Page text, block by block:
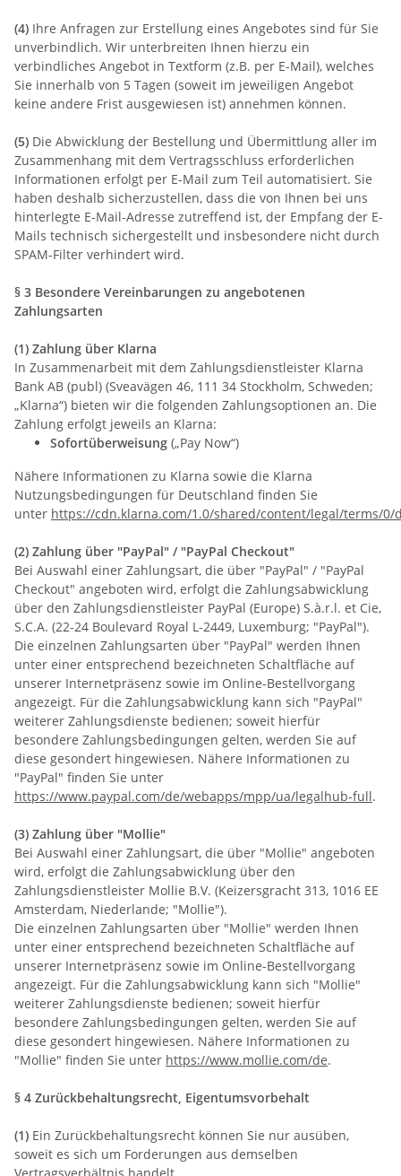
(4) Ihre Anfragen zur Erstellung eines Angebotes sind für Sie
unverbindlich. Wir unterbreiten Ihnen hierzu ein
verbindliches Angebot in Textform (z.B. per E-Mail), welches
Sie innerhalb von 5 Tagen (soweit im jeweiligen Angebot
keine andere Frist ausgewiesen ist) annehmen können.
(5) Die Abwicklung der Bestellung und Übermittlung aller im
Zusammenhang mit dem Vertragsschluss erforderlichen
Informationen erfolgt per E-Mail zum Teil automatisiert. Sie
haben deshalb sicherzustellen, dass die von Ihnen bei uns
hinterlegte E-Mail-Adresse zutreffend ist, der Empfang der E-
Mails technisch sichergestellt und insbesondere nicht durch
SPAM-Filter verhindert wird.
§ 3 Besondere Vereinbarungen zu angebotenen
Zahlungsarten
(1) Zahlung über Klarna
In Zusammenarbeit mit dem Zahlungsdienstleister Klarna
Bank AB (publ) (Sveavägen 46, 111 34 Stockholm, Schweden;
„Klarna“) bieten wir die folgenden Zahlungsoptionen an. Die
Zahlung erfolgt jeweils an Klarna:
Sofortüberweisung („Pay Now“)
Nähere Informationen zu Klarna sowie die Klarna
Nutzungsbedingungen für Deutschland finden Sie
unter https://cdn.klarna.com/1.0/shared/content/legal/terms/0/
(2) Zahlung über "PayPal" / "PayPal Checkout"
Bei Auswahl einer Zahlungsart, die über "PayPal" / "PayPal
Checkout" angeboten wird, erfolgt die Zahlungsabwicklung
über den Zahlungsdienstleister PayPal (Europe) S.à.r.l. et Cie,
S.C.A. (22-24 Boulevard Royal L-2449, Luxemburg; "PayPal").
Die einzelnen Zahlungsarten über "PayPal" werden Ihnen
unter einer entsprechend bezeichneten Schaltfläche auf
unserer Internetpräsenz sowie im Online-Bestellvorgang
angezeigt. Für die Zahlungsabwicklung kann sich "PayPal"
weiterer Zahlungsdienste bedienen; soweit hierfür
besondere Zahlungsbedingungen gelten, werden Sie auf
diese gesondert hingewiesen. Nähere Informationen zu
"PayPal" finden Sie unter
https://www.paypal.com/de/webapps/mpp/ua/legalhub-full.
(3) Zahlung über "Mollie"
Bei Auswahl einer Zahlungsart, die über "Mollie" angeboten
wird, erfolgt die Zahlungsabwicklung über den
Zahlungsdienstleister Mollie B.V. (Keizersgracht 313, 1016 EE
Amsterdam, Niederlande; "Mollie").
Die einzelnen Zahlungsarten über "Mollie" werden Ihnen
unter einer entsprechend bezeichneten Schaltfläche auf
unserer Internetpräsenz sowie im Online-Bestellvorgang
angezeigt. Für die Zahlungsabwicklung kann sich "Mollie"
weiterer Zahlungsdienste bedienen; soweit hierfür
besondere Zahlungsbedingungen gelten, werden Sie auf
diese gesondert hingewiesen. Nähere Informationen zu
"Mollie" finden Sie unter https://www.mollie.com/de.
§ 4 Zurückbehaltungsrecht , Eigentumsvorbehalt
(1) Ein Zurückbehaltungsrecht können Sie nur ausüben,
soweit es sich um Forderungen aus demselben